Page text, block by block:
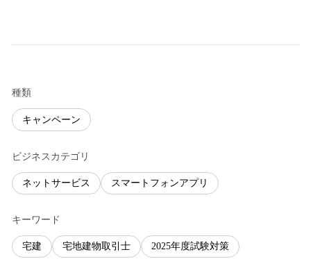
種類
キャンペーン
ビジネスカテゴリ
ネットサービス スマートフォンアプリ
キーワード
宅建 宅地建物取引士 2025年度試験対策